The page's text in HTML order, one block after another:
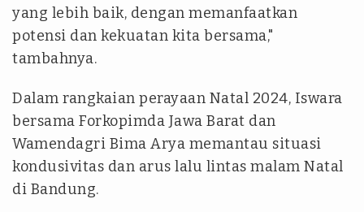
yang lebih baik, dengan memanfaatkan
potensi dan kekuatan kita bersama,"
tambahnya.
Dalam rangkaian perayaan Natal 2024, Iswara
bersama Forkopimda Jawa Barat dan
Wamendagri Bima Arya memantau situasi
kondusivitas dan arus lalu lintas malam Natal
di Bandung.